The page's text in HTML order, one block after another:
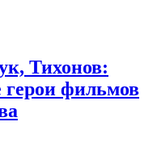
Тихонов:
фильмов